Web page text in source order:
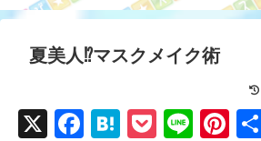
夏美人⁉マスクメイク術
X
F
H
P
Li
Pi